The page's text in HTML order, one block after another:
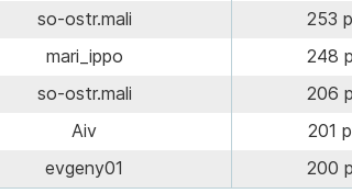
so-ostr.mali
253
mari_ippo
248
so-ostr.mali
206
Aiv
201
evgeny01
200